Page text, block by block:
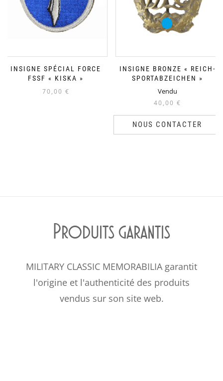
INSIGNE SPÉCIAL FORCE
FSSF « KISKA »
70,00 €
INSIGNE BRONZE « REICH-
SPORTABZEICHEN »
Vendu
40,00 €
NOUS CONTACTER
Produits garantis
MILITARY CLASSIC MEMORABILIA garantit
l'origine et l'authenticité des produits
vendus sur son site web.